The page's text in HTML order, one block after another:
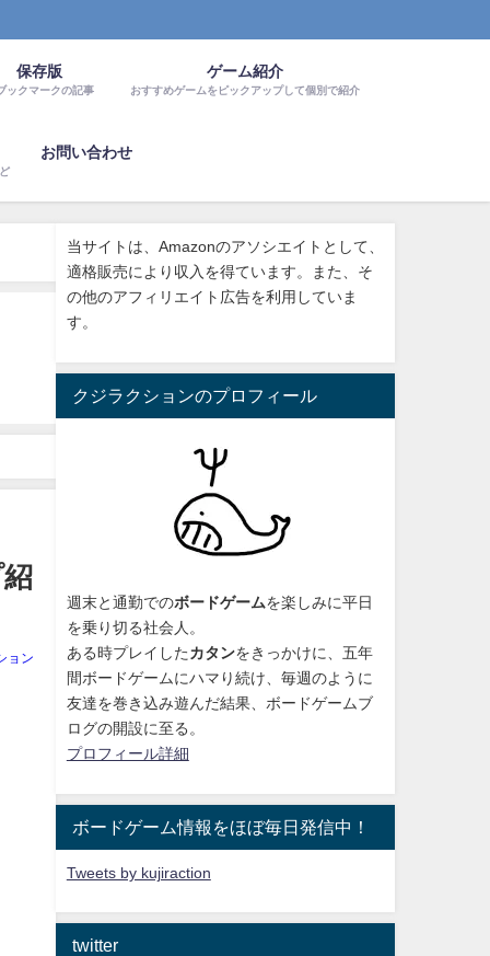
保存版
ックマークの記事
ゲーム紹介
おすすめゲームをピックアップして個別で紹介
お問い合わせ
ョン
当サイトは、Amazonのアソシエイトとして、
適格販売により収入を得ています。また、そ
の他のアフィリエイト広告を利用していま
す。
クジラクションのプロフィール
週末と通勤でのボードゲームを楽しみに平日
を乗り切る社会人。
ある時プレイした カタンをきっかけに、 五年
間ボードゲームにハマり続け 、毎週のように
友達を巻き込み遊んだ結果、ボードゲームブ
ログの開設に至る。
プロフィール詳細
ボードゲーム情報をほぼ毎日発信中！
Tweets by kujiraction
twitter